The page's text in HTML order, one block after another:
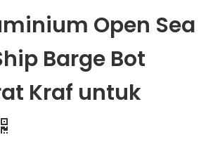
Open Sea
Barge Bot
Kraf untuk